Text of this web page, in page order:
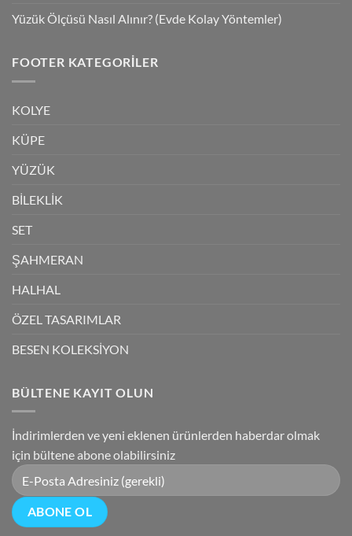
Yüzük Ölçüsü Nasıl Alınır? (Evde Kolay Yöntemler)
FOOTER KATEGORILER
KOLYE
KÜPE
YÜZÜK
BİLEKLİK
SET
ŞAHMERAN
HALHAL
ÖZEL TASARIMLAR
BESEN KOLEKSİYON
BÜLTENE KAYIT OLUN
İndirimlerden ve yeni eklenen ürünlerden haberdar olmak
için bültene abone olabilirsiniz